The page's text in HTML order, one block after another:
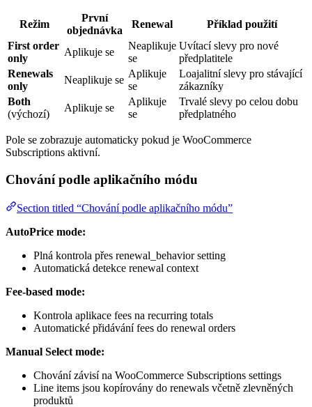
Režim
První
objednávka
Renewal
Příklad použití
First order
only
Aplikuje se
Neaplikuje
se
Uvítací slevy pro nové
předplatitele
Renewals
only
Neaplikuje se
Aplikuje
se
Loajalitní slevy pro stávající
zákazníky
Both
(výchozí)
Aplikuje se
Aplikuje
se
Trvalé slevy po celou dobu
předplatného
Pole se zobrazuje automaticky pokud je WooCommerce
Subscriptions aktivní.
Chování podle aplikačního módu
Section titled “Chování podle aplikačního módu”
AutoPrice mode:
Plná kontrola přes renewal_behavior setting
Automatická detekce renewal context
Fee-based mode:
Kontrola aplikace fees na recurring totals
Automatické přidávání fees do renewal orders
Manual Select mode:
Chování závisí na WooCommerce Subscriptions settings
Line items jsou kopírovány do renewals včetně zlevněných
produktů